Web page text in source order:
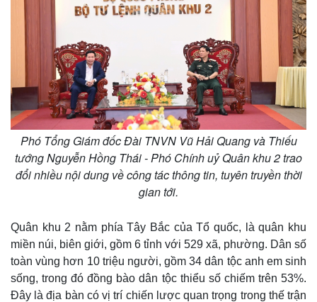
Phó Tổng Giám đốc Đài TNVN Vũ Hải Quang và Thiếu
tướng Nguyễn Hồng Thái - Phó Chính uỷ Quân khu 2 trao
đổi nhiều nội dung về công tác thông tin, tuyên truyền thời
gian tới.
Quân khu 2 nằm phía Tây Bắc của Tổ quốc, là quân khu
miền núi, biên giới, gồm 6 tỉnh với 529 xã, phường. Dân số
toàn vùng hơn 10 triệu người, gồm 34 dân tộc anh em sinh
sống, trong đó đồng bào dân tộc thiểu số chiếm trên 53%.
Đây là địa bàn có vị trí chiến lược quan trọng trong thế trận